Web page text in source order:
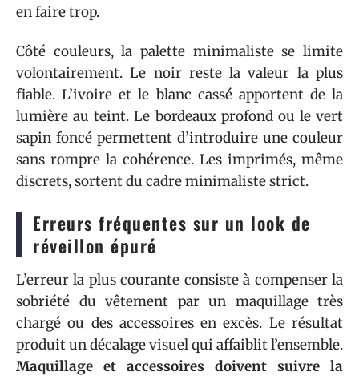
en faire trop.
Côté couleurs, la palette minimaliste se limite
volontairement. Le noir reste la valeur la plus
fiable. L’ivoire et le blanc cassé apportent de la
lumière au teint. Le bordeaux profond ou le vert
sapin foncé permettent d’introduire une couleur
sans rompre la cohérence. Les imprimés, même
discrets, sortent du cadre minimaliste strict.
Erreurs fréquentes sur un look de
réveillon épuré
L’erreur la plus courante consiste à compenser la
sobriété du vêtement par un maquillage très
chargé ou des accessoires en excès. Le résultat
produit un décalage visuel qui affaiblit l’ensemble.
Maquillage et accessoires doivent suivre la